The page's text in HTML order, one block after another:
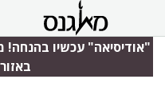
"אודיסיאה" עכשיו